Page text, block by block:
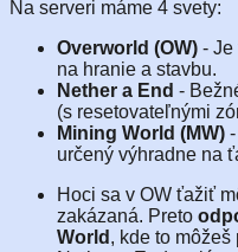
Na serveri máme 4 svety:
Overworld (OW) - Je
na hranie a stavbu.
Nether a End -
(s resetovateľnými
Mining World (MW)
určený výhradne na
Hoci sa v OW ťažiť
zakázaná. Preto
World , kde to